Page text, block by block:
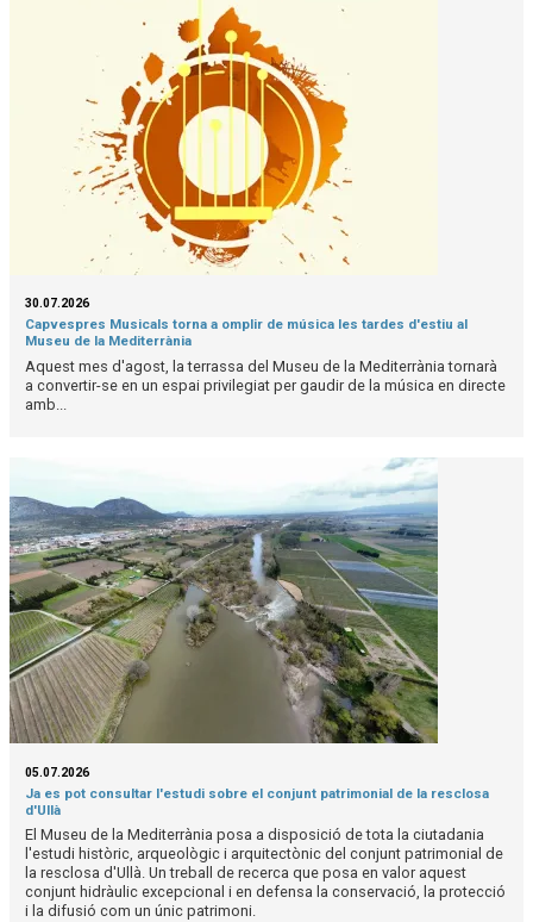
30.07.2026
Capvespres Musicals torna a omplir de música les tardes d'estiu al
Museu de la Mediterrània
Aquest mes d'agost, la terrassa del Museu de la Mediterrània tornarà
a convertir-se en un espai privilegiat per gaudir de la música en directe
amb...
05.07.2026
Ja es pot consultar l'estudi sobre el conjunt patrimonial de la resclosa
d'Ullà
El Museu de la Mediterrània posa a disposició de tota la ciutadania
l'estudi històric, arqueològic i arquitectònic del conjunt patrimonial de
la resclosa d'Ullà. Un treball de recerca que posa en valor aquest
conjunt hidràulic excepcional i en defensa la conservació, la protecció
i la difusió com un únic patrimoni.